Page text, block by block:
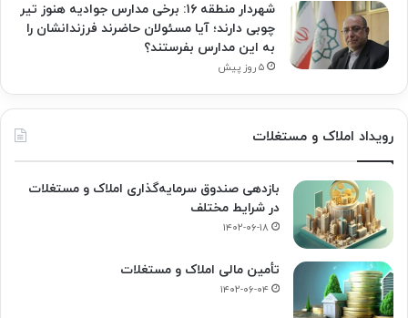
شهردار منطقه ۱۶: برخی مدارس جوادیه هنوز تیر
چوبی دارند؛ آیا مسئولان حاضرند فرزندانشان را
به این مدارس بفرستند؟
۵ روز پیش
رویداد املاک و مستغلات
بازدهی صندوق سرمایه‌گذاری املاک و مستغلات
در شرایط مختلف
۱۴۰۲-۰۶-۱۸
تأمین مالی املاک و مستغلات
۱۴۰۲-۰۶-۰۴